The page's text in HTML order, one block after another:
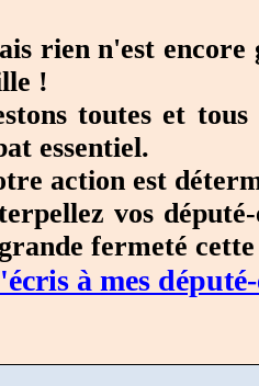
rien n'est encore
!
toutes et
essentiel.
action est
vos
fermeté
à mes